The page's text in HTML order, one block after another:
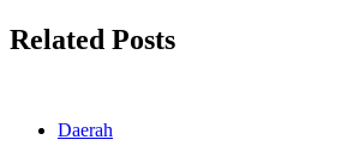
Related Posts
Daerah